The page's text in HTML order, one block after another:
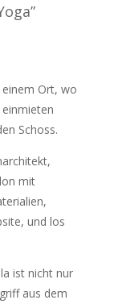
einem Ort, wo
Schoss.
mit
und los
ist nicht nur
aus dem